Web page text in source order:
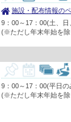
施設・配布情報の
9：00～17：00(土、日
(※ただし年末年始を除
9：00～17：00(平日の
(※ただし年末年始を除